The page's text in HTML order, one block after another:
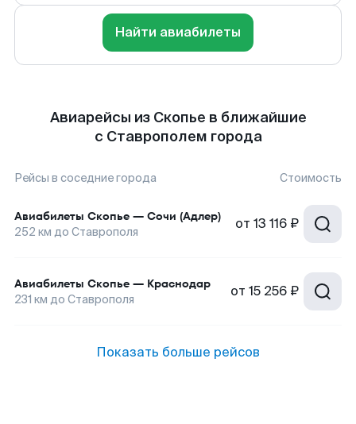
Найти авиабилеты
Авиарейсы из Скопье в ближайшие
с Ставрополем города
Рейсы в соседние города Стоимость
Авиабилеты Скопье — Сочи (Адлер)
252 км до Ставрополя от 13 116 ₽
Авиабилеты Скопье — Краснодар
231 км до Ставрополя от 15 256 ₽
Показать больше рейсов